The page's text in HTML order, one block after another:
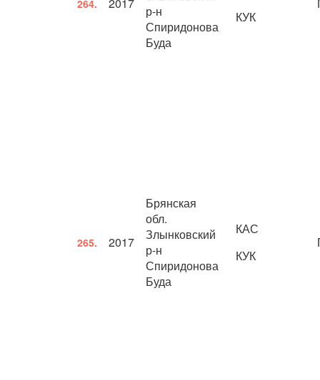
264.
р-н
Спиридонова
Буда
КУК
265. 2017
Брянская
обл.
Злынковский
р-н
Спиридонова
Буда
КАС
КУК